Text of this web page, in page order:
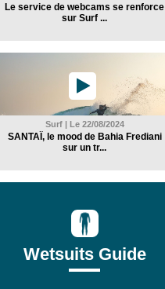
Le service de webcams se renforce
sur Surf ...
Surf | Le 22/08/2024
SANTAÏ, le mood de Bahia Frediani
sur un tr...
Wetsuits Guide